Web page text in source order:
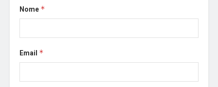
Nome *
Email *